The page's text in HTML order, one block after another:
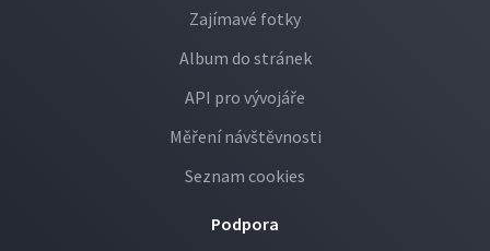
Zajímavé fotky
Album do stránek
API pro vývojáře
Měření návštěvnosti
Seznam cookies
Podpora